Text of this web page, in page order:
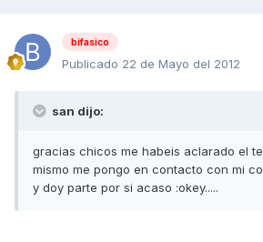
bifasico
Publicado 22 de Mayo del 2012
san dijo:
gracias chicos me habeis aclarado el
mismo me pongo en contacto con mi
y doy parte por si acaso :okey.....